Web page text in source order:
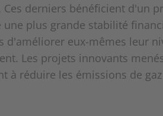
derniers bénéficient d'un
plus grande stabilité
eux-mêmes leur
Les projets innovants
à réduire les émissions de